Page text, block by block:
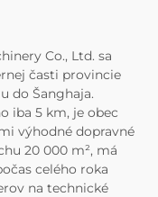
Co., Ltd. sa
časti provincie
do Šanghaja.
iba 5 km, je obec
výhodné dopravné
20 000 m², má
celého roka
na technické